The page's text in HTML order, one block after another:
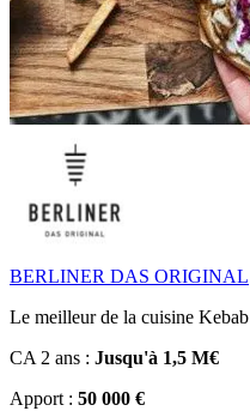
BERLINER DAS ORIGINAL
Le meilleur de la cuisine Kebab
CA 2 ans : Jusqu'à 1,5 M€
Apport : 50 000 €